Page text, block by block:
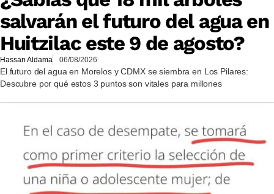
salvarán el futuro del agua en
Huitzilac este 9 de agosto?
Hassan Aldama 06/08/2026
El futuro del agua en Morelos y CDMX se siembra en Los Pilares:
Descubre por qué estos 3 puntos son vitales para millones